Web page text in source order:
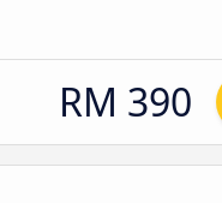
RM 390